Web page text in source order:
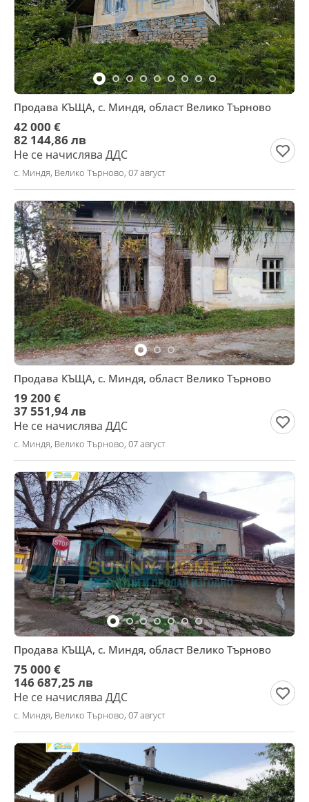
Продава КЪЩА, с. Миндя, област Велико Търново
42 000 €
82 144,86 лв
Не се начислява ДДС
с. Миндя, Велико Търново, 07 август
Продава КЪЩА, с. Миндя, област Велико Търново
19 200 €
37 551,94 лв
Не се начислява ДДС
с. Миндя, Велико Търново, 07 август
Продава КЪЩА, с. Миндя, област Велико Търново
75 000 €
146 687,25 лв
Не се начислява ДДС
с. Миндя, Велико Търново, 07 август